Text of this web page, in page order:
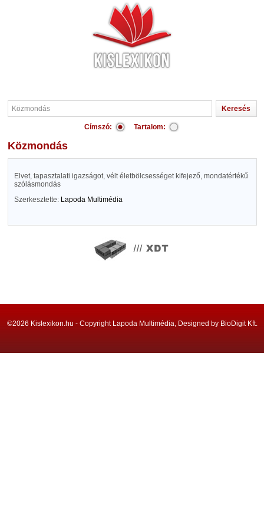
Címszó: Tartalom:
Közmondás
Elvet, tapasztalati igazságot, vélt életbölcsességet kifejező, mondatértékű
szólásmondás
Szerkesztette: Lapoda Multimédia
©2026 Kislexikon.hu - Copyright Lapoda Multimédia, Designed by BioDigit Kft.